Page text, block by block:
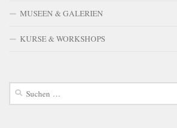
MUSEEN & GALERIEN
KURSE & WORKSHOPS
Suchen